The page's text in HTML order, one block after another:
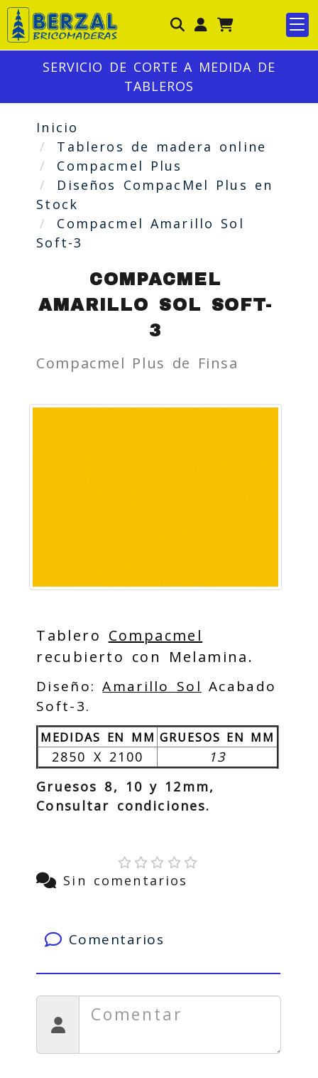
Identifícate
SERVICIO DE CORTE A MEDIDA DE
TABLEROS
Inicio
Tableros de madera online
Compacmel Plus
Diseños CompacMel Plus en
Stock
Compacmel Amarillo Sol
Soft-3
COMPACMEL
AMARILLO SOL SOFT-
3
Compacmel Plus de Finsa
Tablero Compacmel
recubierto con Melamina.
Diseño:Amarillo Sol Acabado
Soft-3.
MEDIDAS EN MM GRUESOS EN MM
2850 X 2100
13
Gruesos 8, 10 y 12mm,
Consultar condiciones.
Sin comentarios
Comentarios